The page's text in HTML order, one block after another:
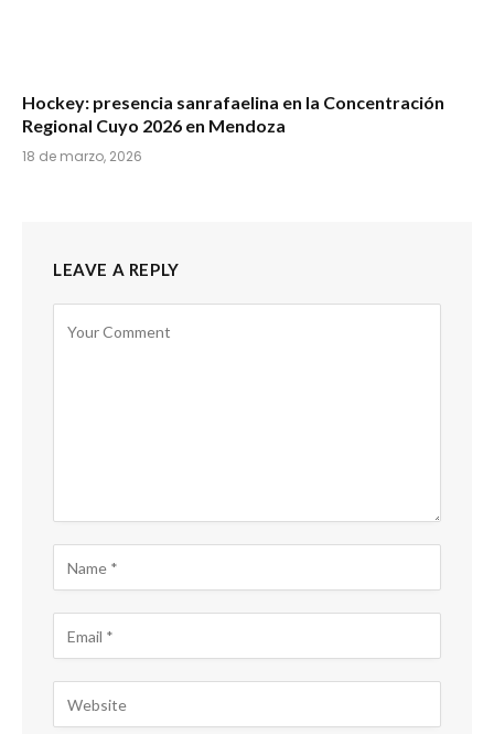
Hockey: presencia sanrafaelina en la Concentración
Regional Cuyo 2026 en Mendoza
18 de marzo, 2026
LEAVE A REPLY